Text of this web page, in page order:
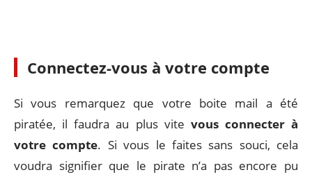
Connectez-vous à votre compte
Si vous remarquez que votre boite mail a été
piratée, il faudra au plus vite vous connecter à
votre compte. Si vous le faites sans souci, cela
voudra signifier que le pirate n’a pas encore pu